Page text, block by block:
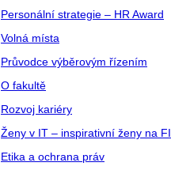
Personální strategie – HR Award
Volná místa
Průvodce výběrovým řízením
O fakultě
Rozvoj kariéry
Ženy v IT – inspirativní ženy na FI
Etika a ochrana práv